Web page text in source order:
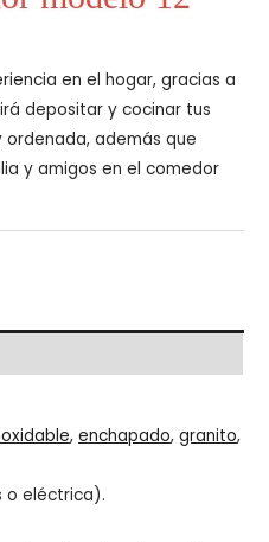
en el hogar, gracias a
depositar y cocinar tus
además que
y amigos en el comedor
,enchapado,granito,
o eléctrica).